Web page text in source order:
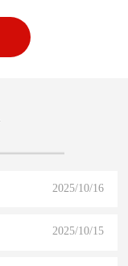
2025/10/16
2025/10/15